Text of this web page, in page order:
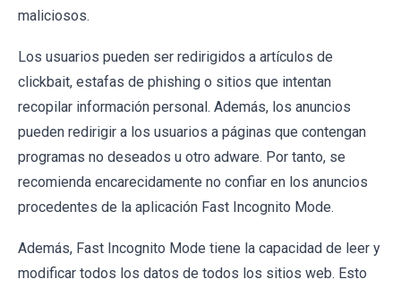
maliciosos.
Los usuarios pueden ser redirigidos a artículos de
clickbait, estafas de phishing o sitios que intentan
recopilar información personal. Además, los anuncios
pueden redirigir a los usuarios a páginas que contengan
programas no deseados u otro adware. Por tanto, se
recomienda encarecidamente no confiar en los anuncios
procedentes de la aplicación Fast Incognito Mode.
Además, Fast Incognito Mode tiene la capacidad de leer y
modificar todos los datos de todos los sitios web. Esto